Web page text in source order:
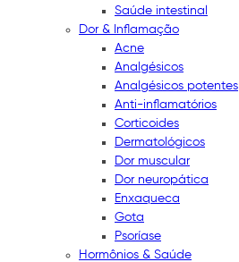
Saúde intestinal
Dor & Inflamação
Acne
Analgésicos
Analgésicos potentes
Anti-inflamatórios
Corticoides
Dermatológicos
Dor muscular
Dor neuropática
Enxaqueca
Gota
Psoríase
Hormônios & Saúde